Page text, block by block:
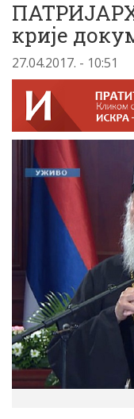
крије
27.04.2017. - 10:51